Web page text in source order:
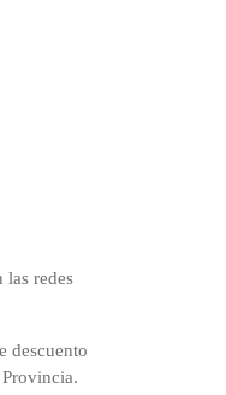
las redes
descuento